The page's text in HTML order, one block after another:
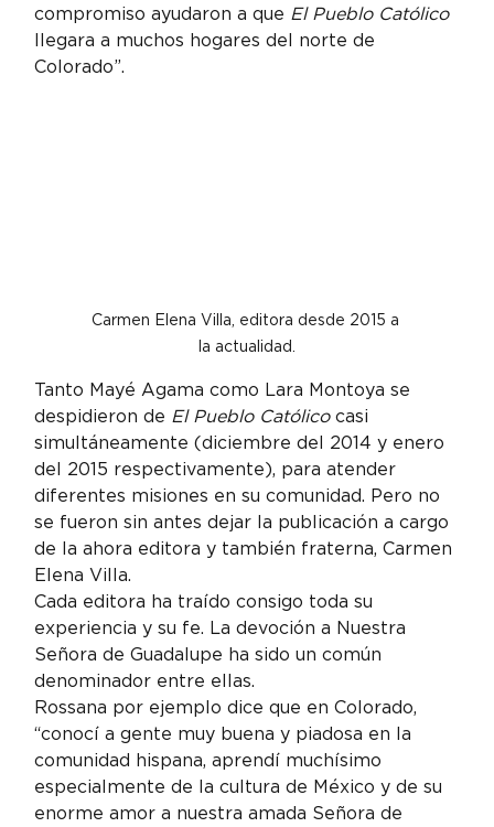
compromiso ayudaron a que El Pueblo Católico
llegara a muchos hogares del norte de
Colorado”.
Carmen Elena Villa, editora desde 2015 a
la actualidad.
Tanto Mayé Agama como Lara Montoya se
despidieron de El Pueblo Católico casi
simultáneamente (diciembre del 2014 y enero
del 2015 respectivamente), para atender
diferentes misiones en su comunidad. Pero no
se fueron sin antes dejar la publicación a cargo
de la ahora editora y también fraterna, Carmen
Elena Villa.
Cada editora ha traído consigo toda su
experiencia y su fe. La devoción a Nuestra
Señora de Guadalupe ha sido un común
denominador entre ellas.
Rossana por ejemplo dice que en Colorado,
“conocí a gente muy buena y piadosa en la
comunidad hispana, aprendí muchísimo
especialmente de la cultura de México y de su
enorme amor a nuestra amada Señora de